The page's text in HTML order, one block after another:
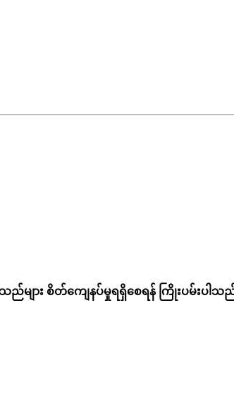
များ စိတ်ကျေနပ်မှုရရှိစေရန် ကြိုးပမ်းပါသ